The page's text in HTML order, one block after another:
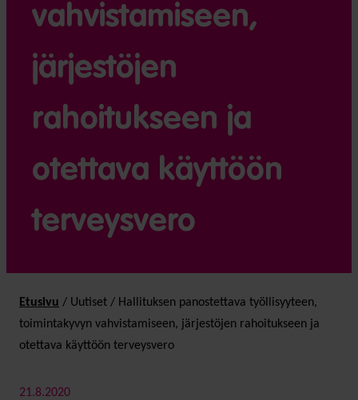
vahvistamiseen,
järjestöjen
rahoitukseen ja
otettava käyttöön
terveysvero
Etusivu / Uutiset / Hallituksen panostettava työllisyyteen,
toimintakyvyn vahvistamiseen, järjestöjen rahoitukseen ja
otettava käyttöön terveysvero
21.8.2020